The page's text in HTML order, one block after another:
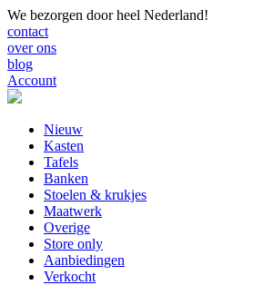
We bezorgen door heel Nederland!
contact
over ons
blog
Account
Nieuw
Kasten
Tafels
Banken
Stoelen & krukjes
Maatwerk
Overige
Store only
Aanbiedingen
Verkocht